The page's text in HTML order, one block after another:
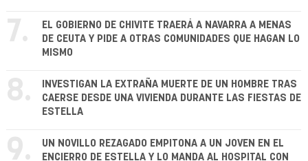
7.
EL GOBIERNO DE CHIVITE TRAERÁ A NAVARRA A MENAS
DE CEUTA Y PIDE A OTRAS COMUNIDADES QUE HAGAN LO
MISMO
8.
INVESTIGAN LA EXTRAÑA MUERTE DE UN HOMBRE TRAS
CAERSE DESDE UNA VIVIENDA DURANTE LAS FIESTAS DE
ESTELLA
9.
UN NOVILLO REZAGADO EMPITONA A UN JOVEN EN EL
ENCIERRO DE ESTELLA Y LO MANDA AL HOSPITAL CON